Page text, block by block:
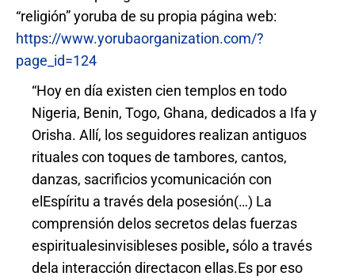
“religión” yoruba de su propia página web:
https://www.yorubaorganization.com/?
page_id=124
“Hoy en día existen cien templos en todo
Nigeria, Benin, Togo, Ghana, dedicados a Ifa y
Orisha. Allí, los seguidores realizan antiguos
rituales con toques de tambores, cantos,
danzas, sacrificios ycomunicación con
elEspíritu a través dela posesión(…) La
comprensión delos secretos delas fuerzas
espiritualesinvisibleses posible, sólo a través
dela interacción directacon ellas.Es por eso